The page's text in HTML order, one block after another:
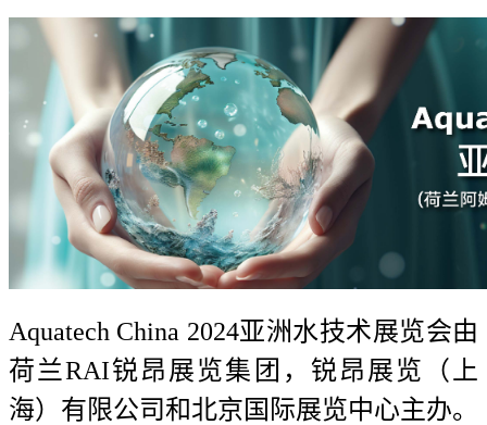
Aquatech China 2024亚洲水技术展览会由
荷兰RAI锐昂展览集团，锐昂展览（上
海）有限公司和北京国际展览中心主办。